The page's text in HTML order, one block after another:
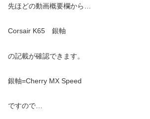
先ほどの動画概要欄から…
Corsair K65 銀軸
の記載が確認できます。
銀軸=Cherry MX Speed
ですので…